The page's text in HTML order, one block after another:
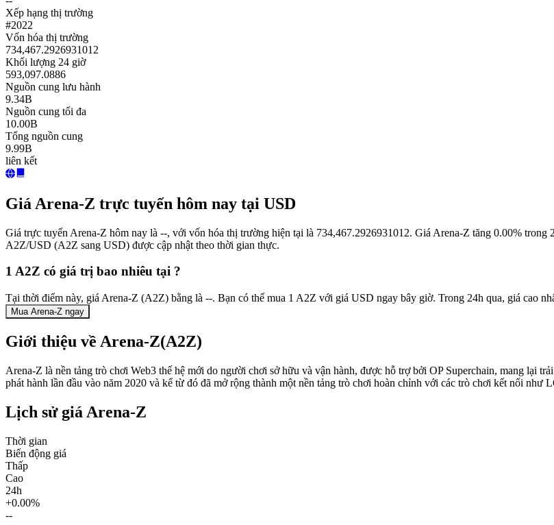
Xếp hạng thị trường
#2022
Vốn hóa thị trường
734,467.2926931012
Khối lượng 24 giờ
593,097.0886
Nguồn cung lưu hành
9.34B
Nguồn cung tối đa
10.00B
Tổng nguồn cung
9.99B
liên kết
Giá Arena-Z trực tuyến hôm nay tại USD
Giá trực tuyến Arena-Z hôm nay là --, với vốn hóa thị trường hiện tại là 734,467.2926931012. Giá Arena-Z tăng 0.00%
A2Z/USD (A2Z sang USD) được cập nhật theo thời gian thực.
1 A2Z có giá trị bao nhiêu tại ?
Tại thời điểm này, giá Arena-Z (A2Z) bằng là --. Bạn có thể mua 1 A2Z với giá USD ngay bây giờ. Trong 24h qua, giá cao
Mua Arena-Z ngay
Giới thiệu về Arena-Z(A2Z)
Arena-Z là nền tảng trò chơi Web3 thế hệ mới do người chơi sở hữu và vận hành, được hỗ trợ bởi OP Superchain, mang lại
phát hành lần đầu vào năm 2020 và kể từ đó đã mở rộng thành một nền tảng trò chơi hoàn chỉnh với các trò chơi kết nối
Lịch sử giá Arena-Z
Thời gian
Biến động giá
Thấp
Cao
24h
+0.00%
--